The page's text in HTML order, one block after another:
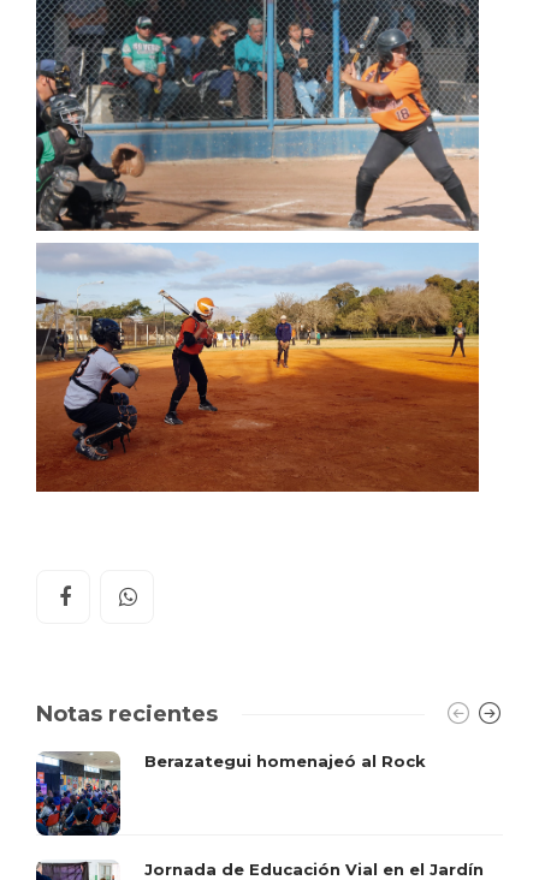
Notas recientes
Berazategui homenajeó al Rock
Jornada de Educación Vial en el Jardín